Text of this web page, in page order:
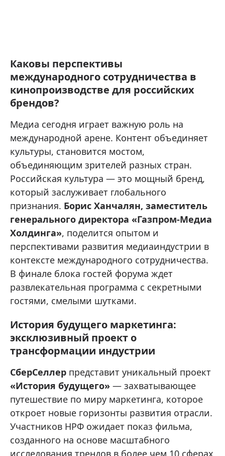
Каковы перспективы
международного сотрудничества в
кинопроизводстве для российских
брендов?
Медиа сегодня играет важную роль на
международной арене. Контент объединяет
культуры, становится мостом,
объединяющим зрителей разных стран.
Российская культура — это мощный бренд,
который заслуживает глобального
признания. Борис Ханчалян, заместитель
генерального директора «Газпром-Медиа
Холдинга», поделится опытом и
перспективами развития медиаиндустрии в
контексте международного сотрудничества.
В финале блока гостей форума ждет
развлекательная программа с секретными
гостями, смелыми шутками.
История будущего маркетинга:
эксклюзивный проект о
трансформации индустрии
СберСеллер представит уникальный проект
«История будущего» — захватывающее
путешествие по миру маркетинга, которое
откроет новые горизонты развития отрасли.
Участников НРФ ожидает показ фильма,
созданного на основе масштабного
исследования трендов в более чем 10 сферах